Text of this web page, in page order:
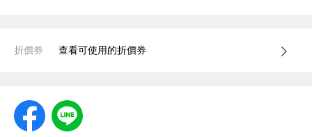
折價券 查看可使用的折價券